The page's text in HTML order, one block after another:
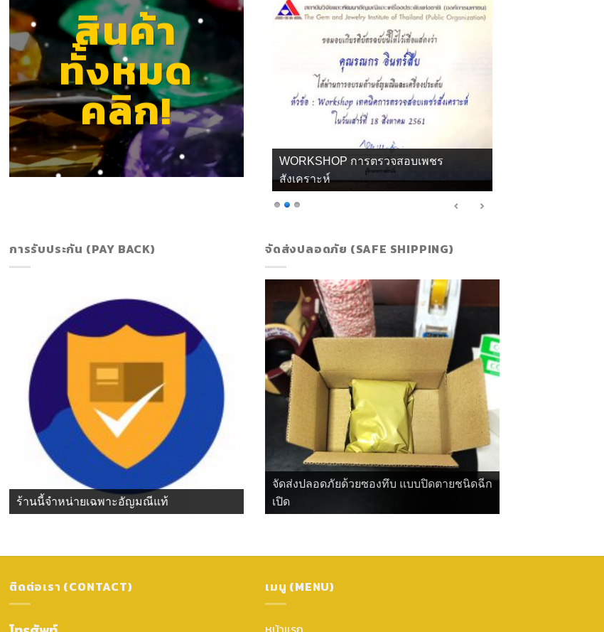
สินค้า
ทั้งหมด
คลิก!
WORKSHOP การตรวจสอบเพชร
สังเคราะห์
การรับประกัน (PAY BACK)
ร้านนี้จำหน่ายเฉพาะอัญมณีแท้
จัดส่งปลอดภัย (SAFE SHIPPING)
จัดส่งปลอดภัยด้วยซองทึบ แบบปิดตายชนิดฉีก
เปิด
ติดต่อเรา (CONTACT) เมนู (MENU)